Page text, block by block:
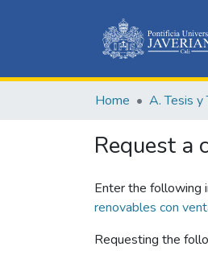
Home A. Tesis y
Request a
Enter the following
renovables con
Requesting the